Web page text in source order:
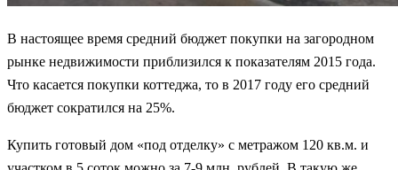
В настоящее время средний бюджет покупки на загородном
рынке недвижимости приблизился к показателям 2015 года.
Что касается покупки коттеджа, то в 2017 году его средний
бюджет сократился на 25%.
Купить готовый дом «под отделку» с метражом 120 кв.м. и